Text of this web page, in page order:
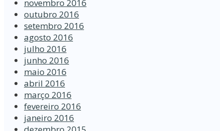
novembro 2016
outubro 2016
setembro 2016
agosto 2016
julho 2016
junho 2016
maio 2016
abril 2016
março 2016
fevereiro 2016
janeiro 2016